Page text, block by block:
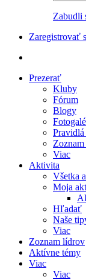
Zabudli
Zaregistrovať
Prezerať
Kluby
Fórum
Blogy
Pravidlá
Viac
Aktivita
Všetka
Moja
Hľadať
Naše
Viac
Zoznam lídrov
Aktívne témy
Viac
Viac